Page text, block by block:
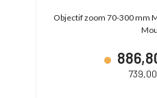
Objectif zoom 70-300 mm